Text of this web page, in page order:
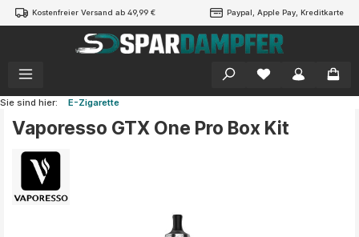
springen
Kostenfreier Versand ab 49,99 € Paypal, Apple Pay, Kreditkarte
Sie sind hier: E-Zigarette
Vaporesso GTX One Pro Box Kit